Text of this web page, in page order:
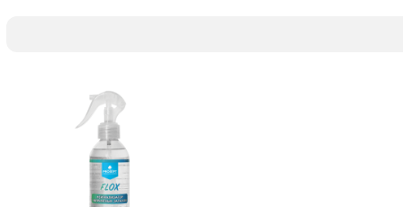
Хиты продаж